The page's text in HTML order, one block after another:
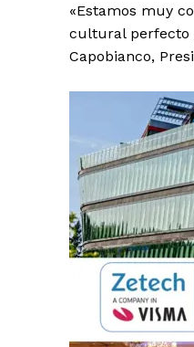
«Estamos muy
cultural perfecto
Capobianco,